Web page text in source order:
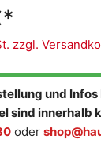
zzgl.
und
sind innerhalb
oder